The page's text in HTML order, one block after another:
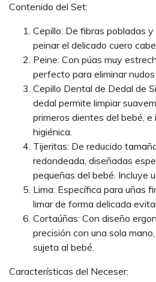
Contenido del Set:
Cepillo: De fibras pobladas
peinar el delicado cuero
Peine: Con púas muy
perfecto para eliminar
Cepillo Dental de Dedal de
dedal permite limpiar
primeros dientes del bebé, e
higiénica.
Tijeritas: De reducido
redondeada, diseñadas
pequeñas del bebé. Incluye
Lima: Específica para uñas
limar de forma delicada
Cortaúñas: Con diseño
precisión con una sola
sujeta al bebé.
Características del Neceser: